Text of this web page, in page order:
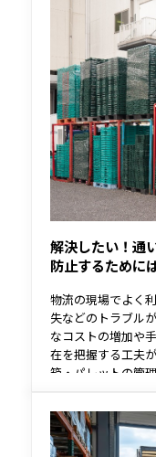
解決したい！通
防止するために
物流の現場でよく
失などのトラブル
なコストの増加や
在を把握する工夫
箱・パレットの管